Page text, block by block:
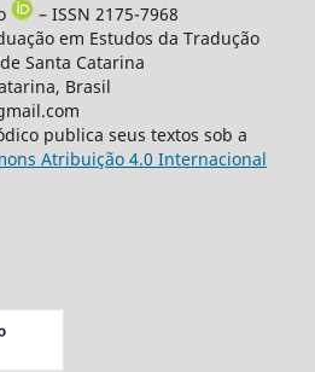
– ISSN 2175-7968
em Estudos da Tradução
Santa Catarina
Brasil
publica seus textos sob a
Atribuição 4.0 Internacional